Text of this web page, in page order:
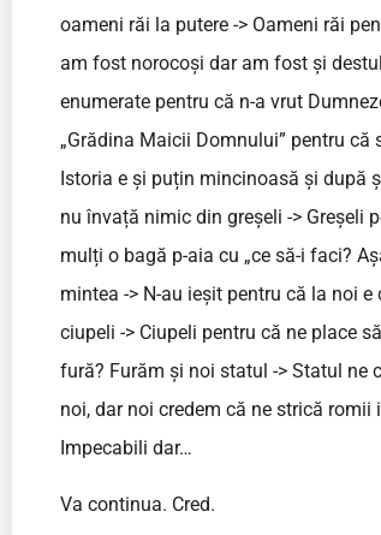
oameni răi la putere -> Oameni răi
am fost norocoși dar am fost și
enumerate pentru că n-a vrut
„Grădina Maicii Domnului” pentru
Istoria e și puțin mincinoasă și după
nu învață nimic din greșeli -> Greșeli
mulți o bagă p-aia cu „ce să-i faci?
mintea -> N-au ieșit pentru că la noi
ciupeli -> Ciupeli pentru că ne place
fură? Furăm și noi statul -> Statul ne
noi, dar noi credem că ne strică
Impecabili dar…
Va continua. Cred.